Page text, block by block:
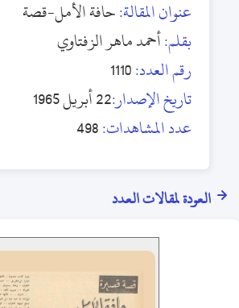
عنوان المقالة:حافة الأمل-قصة
بقلم:أحمد ماهر الزفتاوي
رقم العدد:1110
تاريخ الإصدار:22 أبريل 1965
عدد المشاهدات:498
العودة لمقالات العدد